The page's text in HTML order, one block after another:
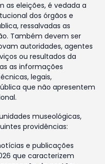
as eleições, é vedada a
dos órgãos e
ressalvadas as
Também devem ser
autoridades, agentes
ou resultados da
as informações
legais,
que não apresentem
museológicas,
providências:
e publicações
que caracterizem